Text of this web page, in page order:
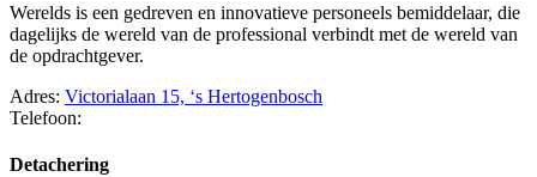
Werelds is een gedreven en innovatieve personeels bemiddelaar, die
dagelijks de wereld van de professional verbindt met de wereld van
de opdrachtgever.
Adres: Victorialaan 15, ‘s Hertogenbosch
Telefoon:
Detachering